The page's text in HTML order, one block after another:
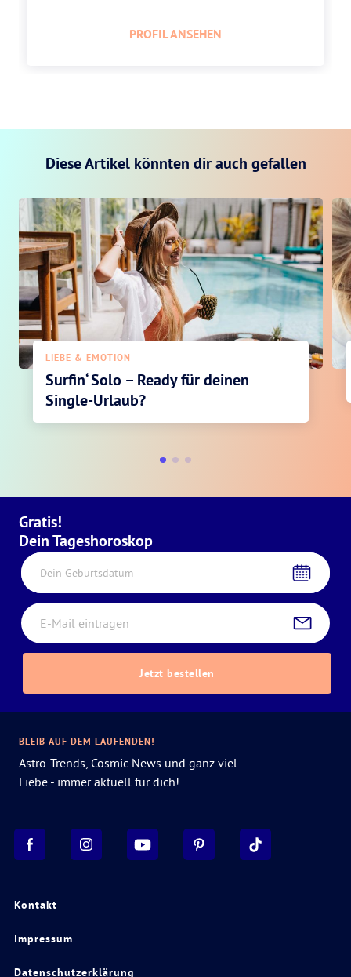
PROFIL ANSEHEN
Diese Artikel könnten dir auch gefallen
LIEBE & EMOTION
Surfin‘ Solo – Ready für deinen
Single-Urlaub?
Gratis!
Dein Tageshoroskop
Dein Geburtsdatum
Jetzt bestellen
Kontakt
Impressum
Datenschutzerklärung
BLEIB AUF DEM LAUFENDEN!
Astro-Trends, Cosmic News und ganz viel
Liebe - immer aktuell für dich!